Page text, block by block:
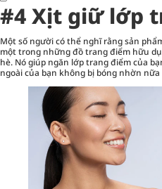
#4 Xịt giữ lớp
Một số người có thể nghĩ rằng sản
một trong những đồ trang điểm hữu
hè. Nó giúp ngăn lớp trang điểm của
ngoài của bạn không bị bóng nhờn nữa